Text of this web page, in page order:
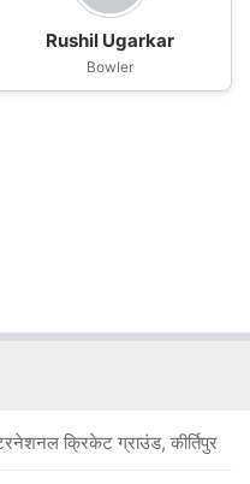
Rushil Ugarkar
Bowler
क्रिकेट ग्राउंड, कीर्तिपुर